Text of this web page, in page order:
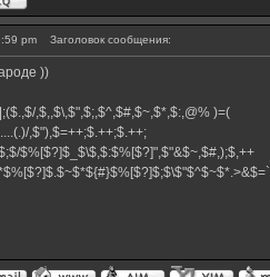
pm Заголовок сообщения:
))
,$,,$\,$",$;,$^,$#,$~,$*,$:,@% )=(
,$"),$=++;$.++;$.++;
$%[$?]$_$\$,$:$%[$?]",$"&$~,$#,);$,++